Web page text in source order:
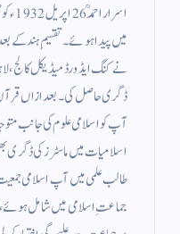
میں پیدا ہوئے۔ تقسیمِ ہند کے
ڈگری حاصل کی۔ بعد ازاں
آپ کو اسلامی علوم کی جانب
اسلامیات میں ماسٹرز کی ڈگری
طالب علمی میں آپ اسلامی
جماعتِ اسلامی میں شامل ہوئے،